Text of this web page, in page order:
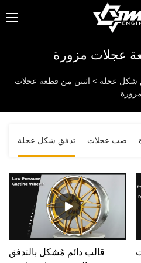
عجلات مزورة
شكل عجلة > اثنين من قطعة عجلات
مزورة
تدفق شكل عجلة صب عجلات
قالب دائم مُشكل بالتدفق